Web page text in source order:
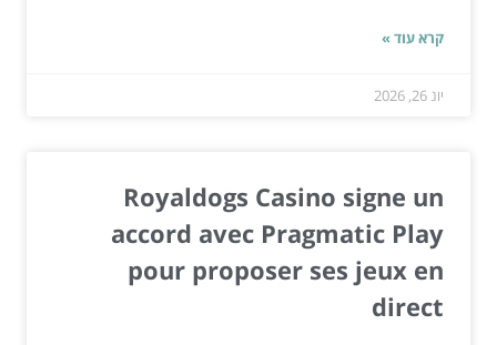
קרא עוד »
יונ 26, 2026
Royaldogs Casino signe un
accord avec Pragmatic Play
pour proposer ses jeux en
direct